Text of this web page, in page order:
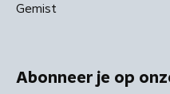
Gemist
Abonneer je op